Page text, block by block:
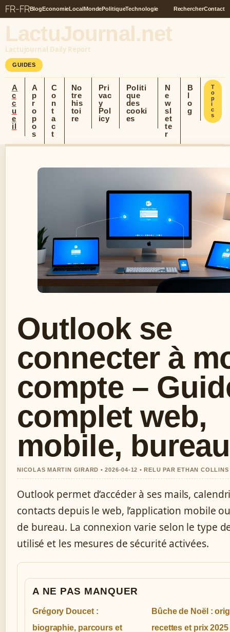
FR-FRBlogEconomieLocalMondePolitiqueTechnologie RechercherContact
LactuJournal.net
Lactujournal Daily Report
GUIDES
A
c
c
u
e
il
A
p
r
o
p
o
s
C
o
n
t
a
c
t
No
tre
his
toi
re
Pri
vac
y
Pol
icy
Politi
que
des
cooki
es
N
e
w
sl
et
te
r
B
l
o
g
T
o
p
i
c
s
Outlook se
connecter à
compte –
complet web,
mobile, bureau
NICOLAS MARTIN GIRARD • 2026-04-12 • RELU PAR ETHAN COLLINS
Outlook permet d’accéder à ses mails,
contacts depuis le web, l’application mobile
de bureau. La connexion varie selon le type
utilisé et les mesures de sécurité activées.
A NE PAS MANQUER
Grégory Doucet :
biographie, parcours et
Bûche de Noël :
recettes et prix 2025